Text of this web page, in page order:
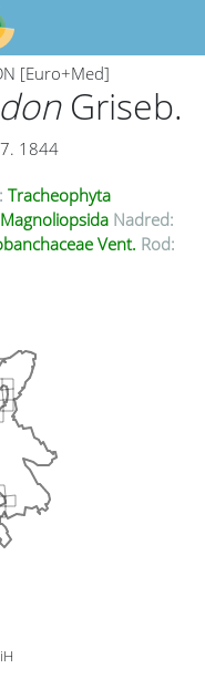
[Euro+Med]
Griseb.
1844
Tracheophyta
Magnoliopsida Nadred:
Vent. Rod: